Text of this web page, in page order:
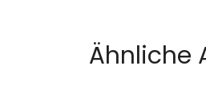
Ähnliche